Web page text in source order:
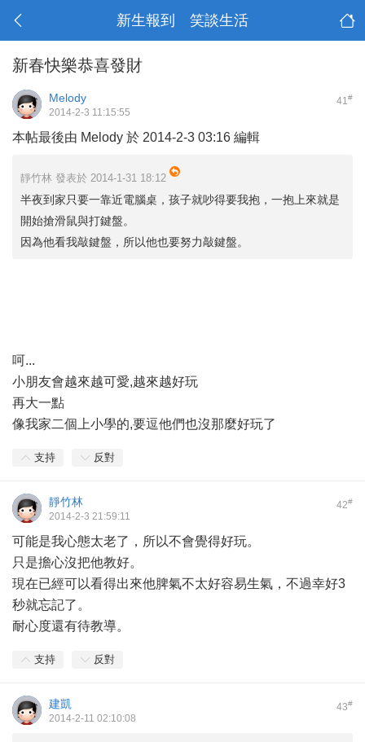
新生報到 笑談生活
新春快樂恭喜發財
41#
Melody
2014-2-3 11:15:55
本帖最後由 Melody 於 2014-2-3 03:16 編輯
靜竹林 發表於 2014-1-31 18:12
半夜到家只要一靠近電腦桌，孩子就吵得要我抱，一抱上來就是
開始搶滑鼠與打鍵盤。
因為他看我敲鍵盤，所以他也要努力敲鍵盤。
呵...
小朋友會越來越可愛,越來越好玩
再大一點
像我家二個上小學的,要逗他們也沒那麼好玩了
支持 反對
42#
靜竹林
2014-2-3 21:59:11
可能是我心態太老了，所以不會覺得好玩。
只是擔心沒把他教好。
現在已經可以看得出來他脾氣不太好容易生氣，不過幸好3
秒就忘記了。
耐心度還有待教導。
支持 反對
43#
建凱
2014-2-11 02:10:08